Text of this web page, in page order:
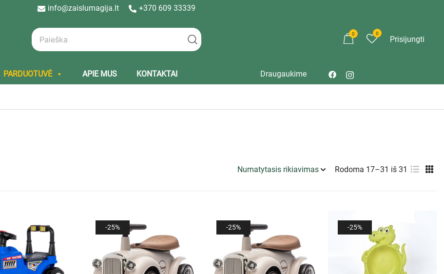
info@zaislumagija.lt +370 609 33339
0 0
Prisijungti
PARDUOTUVĖ APIE MUS KONTAKTAI Draugaukime
Rodoma 17–31 iš 31
-25% -25% -25%